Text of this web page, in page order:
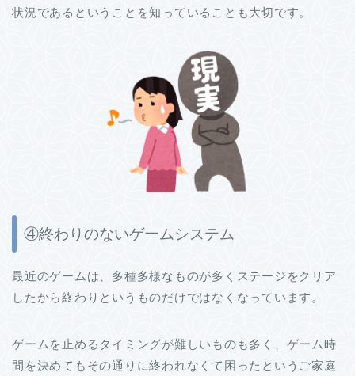
状況であるということを知っていることも大切です。
④終わりのないゲームシステム
最近のゲームは、多種多様なものが多くステージをクリア
したから終わりというものだけではなくなっています。
ゲームを止めるタイミングが難しいものも多く、ゲーム時
間を決めてもその通りに終われなくて困ったというご家庭